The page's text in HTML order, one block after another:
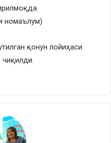
номаълум)
қонун лойиҳаси
чиқилди.